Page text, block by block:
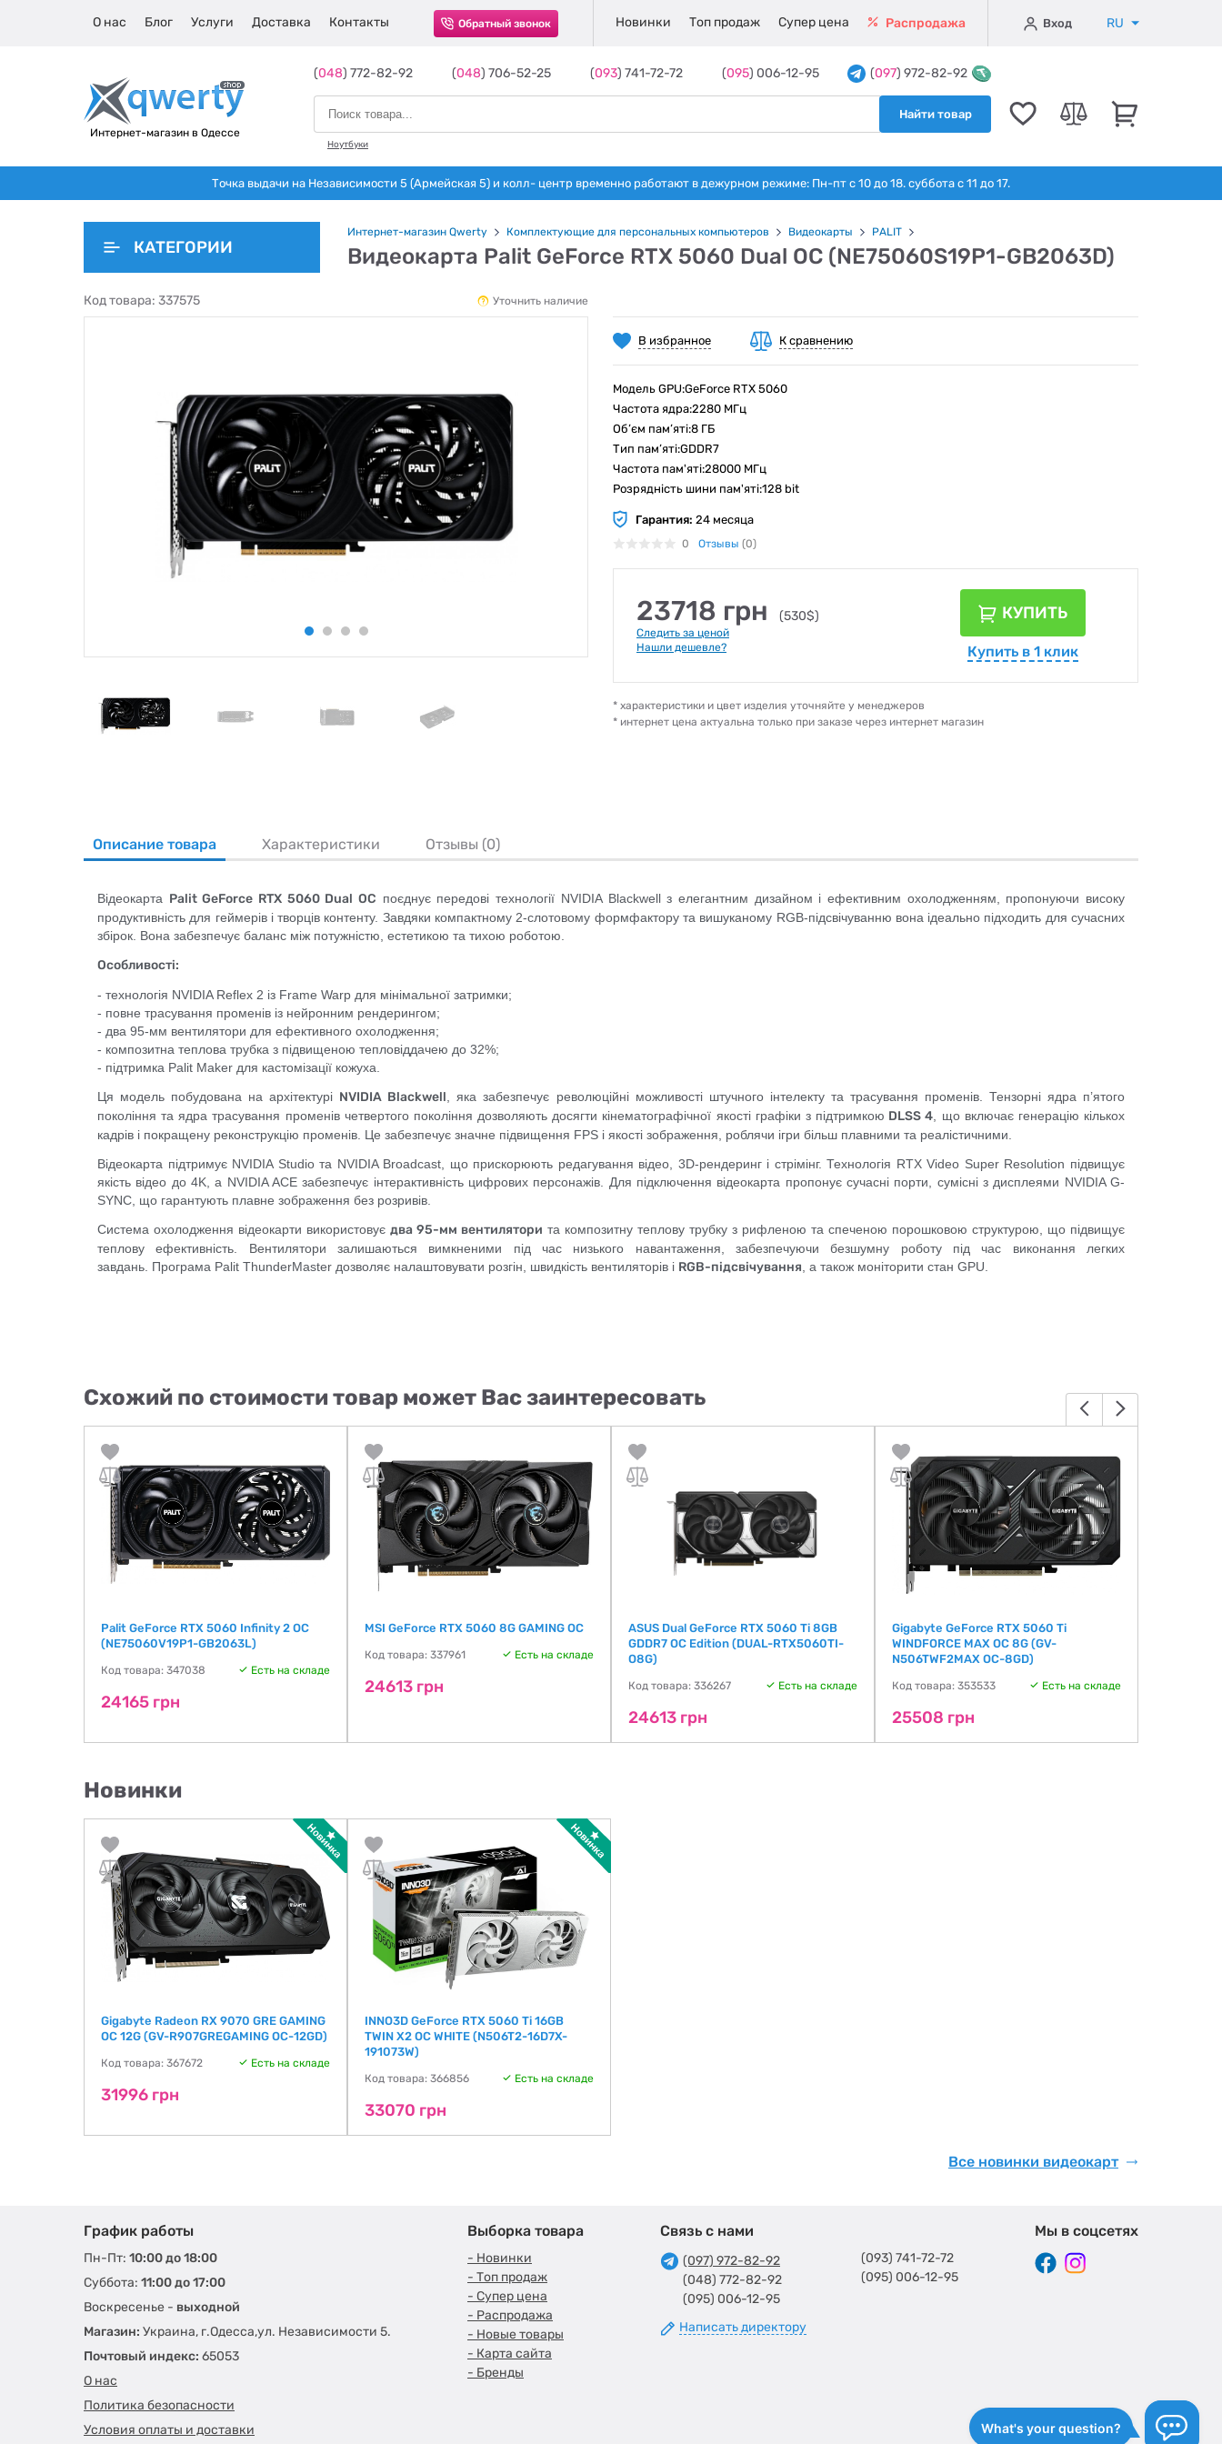
О нас Блог Услуги Доставка Контакты Обратный звонок Новинки Топ продаж Супер цена Распродажа Вход RU
Интернет-магазин в Одессе
(048) 772-82-92 (048) 706-52-25 (093) 741-72-72 (095) 006-12-95 (097) 972-82-92
Найти товар
Ноутбуки
Точка выдачи на Независимости 5 (Армейская 5) и колл- центр временно работают в дежурном режиме: Пн-пт с 10 до 18. суббота с 11 до 17.
КАТЕГОРИИ
Интернет-магазин Qwerty Комплектующие для персональных компьютеров Видеокарты PALIT
Видеокарта Palit GeForce RTX 5060 Dual OC (NE75060S19P1-GB2063D)
Код товара: 337575 Уточнить наличие
В избранное К сравнению
Модель GPU:GeForce RTX 5060
Частота ядра:2280 МГц
Об’єм пам’яті:8 ГБ
Тип пам’яті:GDDR7
Частота пам'яті:28000 МГц
Розрядність шини пам'яті:128 bit
Гарантия: 24 месяца
0 Отзывы (0)
23718 грн (530$)
Следить за ценой
Нашли дешевле?
КУПИТЬ
Купить в 1 клик
* характеристики и цвет изделия уточняйте у менеджеров
* интернет цена актуальна только при заказе через интернет магазин
Описание товара Характеристики Отзывы (0)
Відеокарта Palit GeForce RTX 5060 Dual OC поєднує передові технології NVIDIA Blackwell з елегантним дизайном і ефективним охолодженням, пропонуючи високу
продуктивність для геймерів і творців контенту. Завдяки компактному 2-слотовому формфактору та вишуканому RGB-підсвічуванню вона ідеально підходить для сучасних
збірок. Вона забезпечує баланс між потужністю, естетикою та тихою роботою.
Особливості:
- технологія NVIDIA Reflex 2 із Frame Warp для мінімальної затримки;
- повне трасування променів із нейронним рендерингом;
- два 95-мм вентилятори для ефективного охолодження;
- композитна теплова трубка з підвищеною тепловіддачею до 32%;
- підтримка Palit Maker для кастомізації кожуха.
Ця модель побудована на архітектурі NVIDIA Blackwell , яка забезпечує революційні можливості штучного інтелекту та трасування променів. Тензорні ядра п’ятого
покоління та ядра трасування променів четвертого покоління дозволяють досягти кінематографічної якості графіки з підтримкою DLSS 4 , що включає генерацію кількох
кадрів і покращену реконструкцію променів. Це забезпечує значне підвищення FPS і якості зображення, роблячи ігри більш плавними та реалістичними.
Відеокарта підтримує NVIDIA Studio та NVIDIA Broadcast, що прискорюють редагування відео, 3D-рендеринг і стрімінг. Технологія RTX Video Super Resolution підвищує
якість відео до 4K, а NVIDIA ACE забезпечує інтерактивність цифрових персонажів. Для підключення відеокарта пропонує сучасні порти, сумісні з дисплеями NVIDIA G-
SYNC, що гарантують плавне зображення без розривів.
Система охолодження відеокарти використовує два 95-мм вентилятори та композитну теплову трубку з рифленою та спеченою порошковою структурою, що підвищує
теплову ефективність. Вентилятори залишаються вимкненими під час низького навантаження, забезпечуючи безшумну роботу під час виконання легких
завдань. Програма Palit ThunderMaster дозволяє налаштовувати розгін, швидкість вентиляторів і RGB-підсвічування , а також моніторити стан GPU.
Схожий по стоимости товар может Вас заинтересовать
Palit GeForce RTX 5060 Infinity 2 OC
(NE75060V19P1-GB2063L)
Код товара: 347038 Есть на складе
24165 грн
MSI GeForce RTX 5060 8G GAMING OC
Код товара: 337961 Есть на складе
24613 грн
ASUS Dual GeForce RTX 5060 Ti 8GB
GDDR7 OC Edition (DUAL-RTX5060TI-
O8G)
Код товара: 336267 Есть на складе
24613 грн
Gigabyte GeForce RTX 5060 Ti
WINDFORCE MAX OC 8G (GV-
N506TWF2MAX OC-8GD)
Код товара: 353533 Есть на складе
25508 грн
Новинки
Gigabyte Radeon RX 9070 GRE GAMING
OC 12G (GV-R907GREGAMING OC-12GD)
Код товара: 367672 Есть на складе
31996 грн
INNO3D GeForce RTX 5060 Ti 16GB
TWIN X2 OC WHITE (N506T2-16D7X-
191073W)
Код товара: 366856 Есть на складе
33070 грн
Все новинки видеокарт
График работы
Пн-Пт: 10:00 до 18:00
Суббота: 11:00 до 17:00
Воскресенье - выходной
Магазин: Украина, г.Одесса,ул. Независимости 5.
Почтовый индекс: 65053
О нас
Политика безопасности
Условия оплаты и доставки
Выборка товара
- Новинки
- Топ продаж
- Супер цена
- Распродажа
- Новые товары
- Карта сайта
- Бренды
Связь с нами
(097) 972-82-92
(048) 772-82-92
(095) 006-12-95
Написать директору
(093) 741-72-72
(095) 006-12-95
Мы в соцсетях